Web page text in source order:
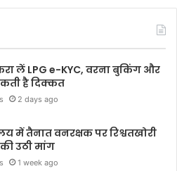
लें LPG e-KYC, वरना बुकिंग और
है दिक्कत
2 days ago
में तैनात वनरक्षक पर रिश्वतखोरी
उठी मांग
1 week ago